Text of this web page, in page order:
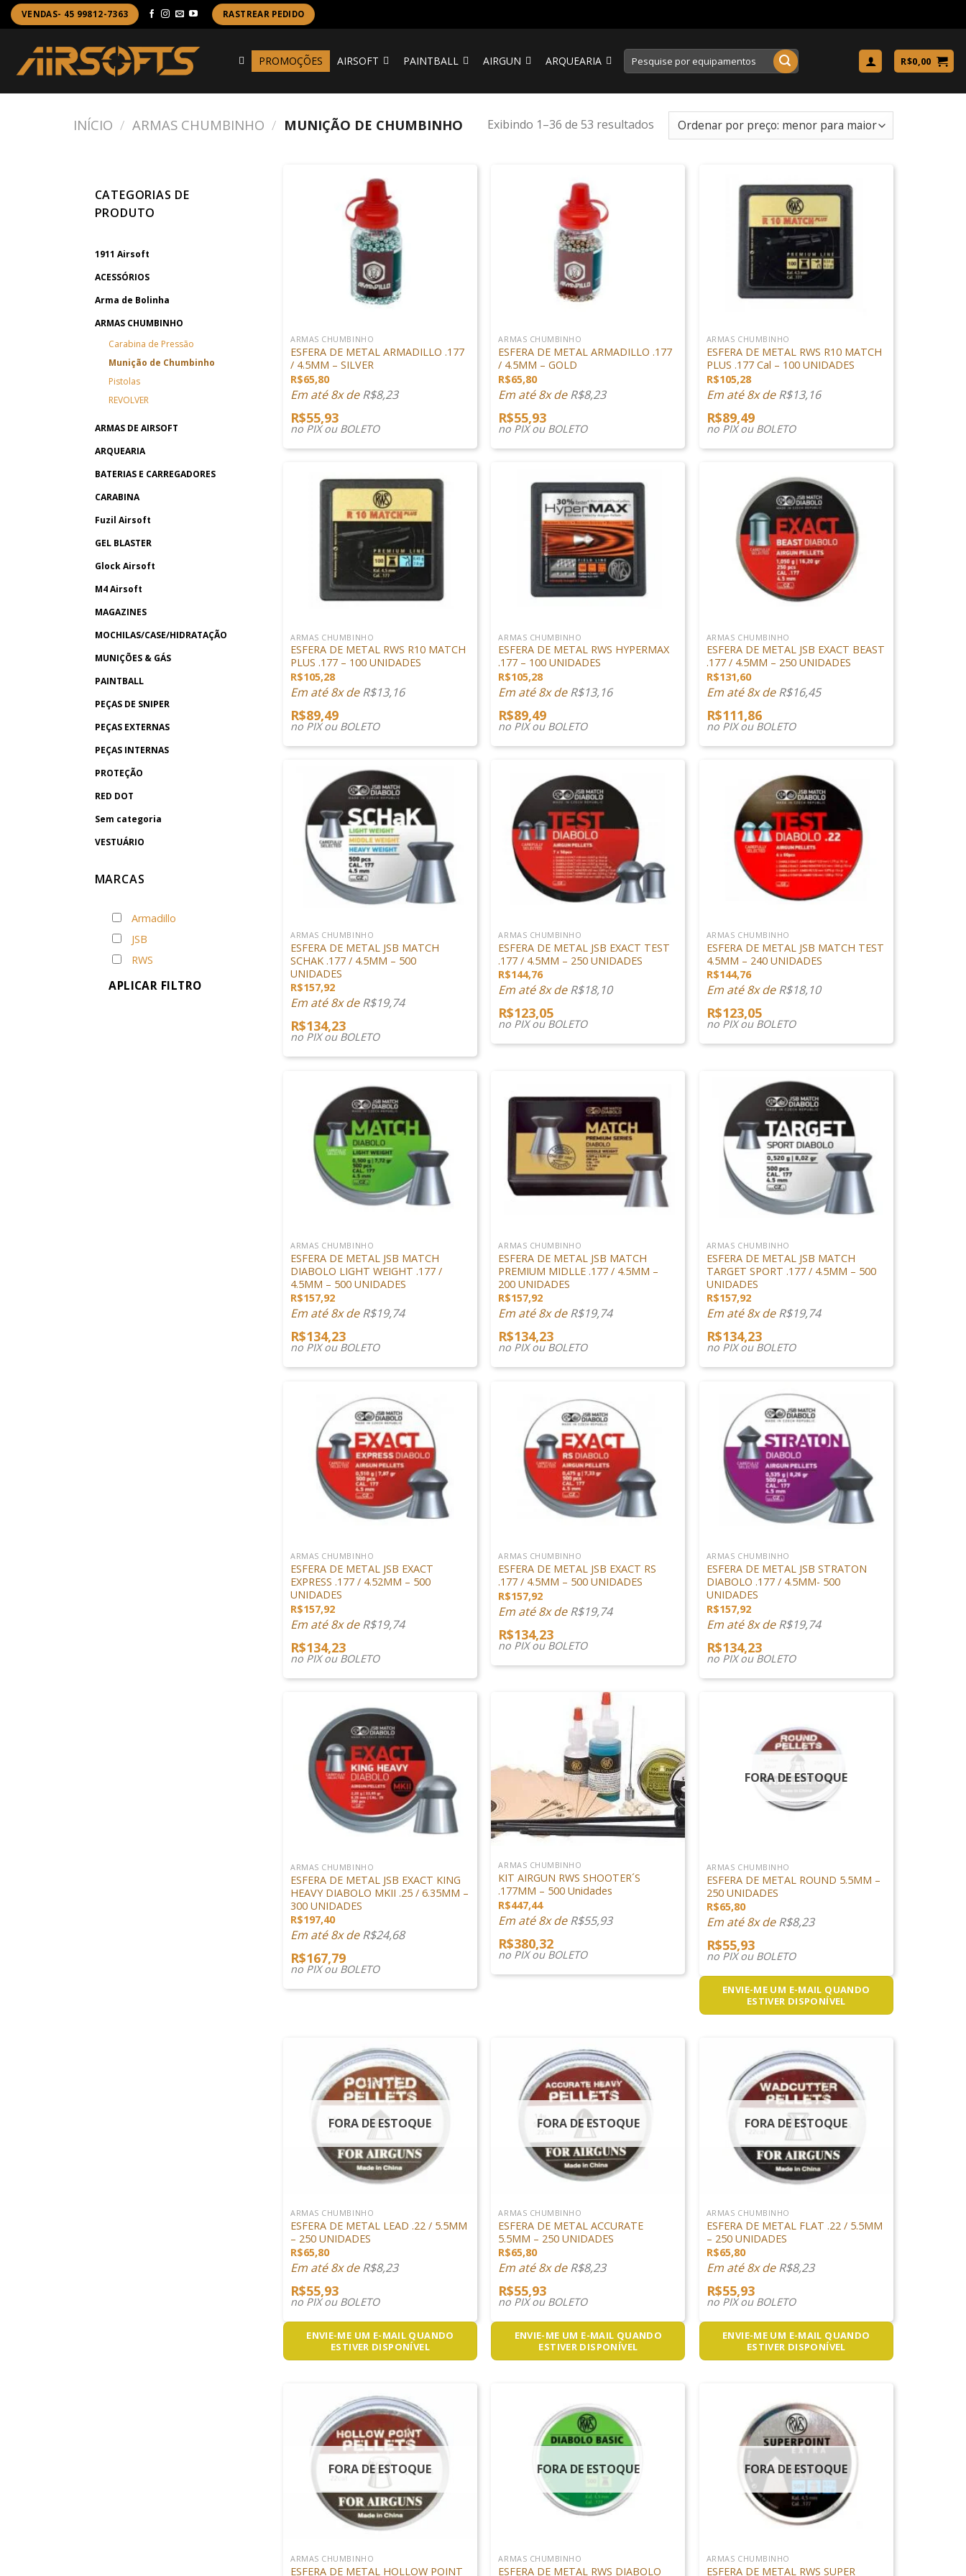
Skip
to
content
VENDAS- 45 99812-7363 RASTREAR PEDIDO
PROMOÇÕES AIRSOFT PAINTBALL AIRGUN ARQUEARIA
Pesquisar
por:
R$0,00
INÍCIO / ARMAS CHUMBINHO / MUNIÇÃO DE CHUMBINHO Exibindo 1–36 de 53 resultados
CATEGORIAS DE
PRODUTO
1911 Airsoft
ACESSÓRIOS
Arma de Bolinha
ARMAS CHUMBINHO
Carabina de Pressão
Munição de Chumbinho
Pistolas
REVOLVER
ARMAS DE AIRSOFT
ARQUEARIA
BATERIAS E CARREGADORES
CARABINA
Fuzil Airsoft
GEL BLASTER
Glock Airsoft
M4 Airsoft
MAGAZINES
MOCHILAS/CASE/HIDRATAÇÃO
MUNIÇÕES & GÁS
PAINTBALL
PEÇAS DE SNIPER
PEÇAS EXTERNAS
PEÇAS INTERNAS
PROTEÇÃO
RED DOT
Sem categoria
VESTUÁRIO
MARCAS
Armadillo
JSB
RWS
APLICAR FILTRO
ARMAS CHUMBINHO
ESFERA DE METAL ARMADILLO .177
/ 4.5MM – SILVER
R$65,80
Em até 8x deR$8,23
R$55,93
no PIX ou BOLETO
ARMAS CHUMBINHO
ESFERA DE METAL ARMADILLO .177
/ 4.5MM – GOLD
R$65,80
Em até 8x deR$8,23
R$55,93
no PIX ou BOLETO
ARMAS CHUMBINHO
ESFERA DE METAL RWS R10 MATCH
PLUS .177 Cal – 100 UNIDADES
R$105,28
Em até 8x deR$13,16
R$89,49
no PIX ou BOLETO
ARMAS CHUMBINHO
ESFERA DE METAL RWS R10 MATCH
PLUS .177 – 100 UNIDADES
R$105,28
Em até 8x deR$13,16
R$89,49
no PIX ou BOLETO
ARMAS CHUMBINHO
ESFERA DE METAL RWS HYPERMAX
.177 – 100 UNIDADES
R$105,28
Em até 8x deR$13,16
R$89,49
no PIX ou BOLETO
ARMAS CHUMBINHO
ESFERA DE METAL JSB EXACT BEAST
.177 / 4.5MM – 250 UNIDADES
R$131,60
Em até 8x deR$16,45
R$111,86
no PIX ou BOLETO
ARMAS CHUMBINHO
ESFERA DE METAL JSB MATCH
SCHAK .177 / 4.5MM – 500
UNIDADES
R$157,92
Em até 8x deR$19,74
R$134,23
no PIX ou BOLETO
ARMAS CHUMBINHO
ESFERA DE METAL JSB EXACT TEST
.177 / 4.5MM – 250 UNIDADES
R$144,76
Em até 8x deR$18,10
R$123,05
no PIX ou BOLETO
ARMAS CHUMBINHO
ESFERA DE METAL JSB MATCH TEST
4.5MM – 240 UNIDADES
R$144,76
Em até 8x deR$18,10
R$123,05
no PIX ou BOLETO
ARMAS CHUMBINHO
ESFERA DE METAL JSB MATCH
DIABOLO LIGHT WEIGHT .177 /
4.5MM – 500 UNIDADES
R$157,92
Em até 8x deR$19,74
R$134,23
no PIX ou BOLETO
ARMAS CHUMBINHO
ESFERA DE METAL JSB MATCH
PREMIUM MIDLLE .177 / 4.5MM –
200 UNIDADES
R$157,92
Em até 8x deR$19,74
R$134,23
no PIX ou BOLETO
ARMAS CHUMBINHO
ESFERA DE METAL JSB MATCH
TARGET SPORT .177 / 4.5MM – 500
UNIDADES
R$157,92
Em até 8x deR$19,74
R$134,23
no PIX ou BOLETO
ARMAS CHUMBINHO
ESFERA DE METAL JSB EXACT
EXPRESS .177 / 4.52MM – 500
UNIDADES
R$157,92
Em até 8x deR$19,74
R$134,23
no PIX ou BOLETO
ARMAS CHUMBINHO
ESFERA DE METAL JSB EXACT RS
.177 / 4.5MM – 500 UNIDADES
R$157,92
Em até 8x deR$19,74
R$134,23
no PIX ou BOLETO
ARMAS CHUMBINHO
ESFERA DE METAL JSB STRATON
DIABOLO .177 / 4.5MM- 500
UNIDADES
R$157,92
Em até 8x deR$19,74
R$134,23
no PIX ou BOLETO
ARMAS CHUMBINHO
ESFERA DE METAL JSB EXACT KING
HEAVY DIABOLO MKII .25 / 6.35MM –
300 UNIDADES
R$197,40
Em até 8x deR$24,68
R$167,79
no PIX ou BOLETO
+
ARMAS CHUMBINHO
KIT AIRGUN RWS SHOOTER´S
.177MM – 500 Unidades
R$447,44
Em até 8x deR$55,93
R$380,32
no PIX ou BOLETO
FORA DE ESTOQUE
ARMAS CHUMBINHO
ESFERA DE METAL ROUND 5.5MM –
250 UNIDADES
R$65,80
Em até 8x deR$8,23
R$55,93
no PIX ou BOLETO
ENVIE-ME UM E-MAIL QUANDO
ESTIVER DISPONÍVEL
FORA DE ESTOQUE
ARMAS CHUMBINHO
ESFERA DE METAL LEAD .22 / 5.5MM
– 250 UNIDADES
R$65,80
Em até 8x deR$8,23
R$55,93
no PIX ou BOLETO
ENVIE-ME UM E-MAIL QUANDO
ESTIVER DISPONÍVEL
FORA DE ESTOQUE
ARMAS CHUMBINHO
ESFERA DE METAL ACCURATE
5.5MM – 250 UNIDADES
R$65,80
Em até 8x deR$8,23
R$55,93
no PIX ou BOLETO
ENVIE-ME UM E-MAIL QUANDO
ESTIVER DISPONÍVEL
FORA DE ESTOQUE
ARMAS CHUMBINHO
ESFERA DE METAL FLAT .22 / 5.5MM
– 250 UNIDADES
R$65,80
Em até 8x deR$8,23
R$55,93
no PIX ou BOLETO
ENVIE-ME UM E-MAIL QUANDO
ESTIVER DISPONÍVEL
FORA DE ESTOQUE
ARMAS CHUMBINHO
ESFERA DE METAL HOLLOW POINT
FORA DE ESTOQUE
ARMAS CHUMBINHO
ESFERA DE METAL RWS DIABOLO
FORA DE ESTOQUE
ARMAS CHUMBINHO
ESFERA DE METAL RWS SUPER